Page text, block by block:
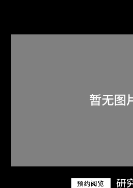
预约阅览 研
关于M+藏品